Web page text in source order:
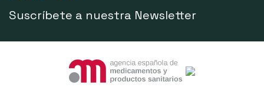
Suscríbete a nuestra Newsletter